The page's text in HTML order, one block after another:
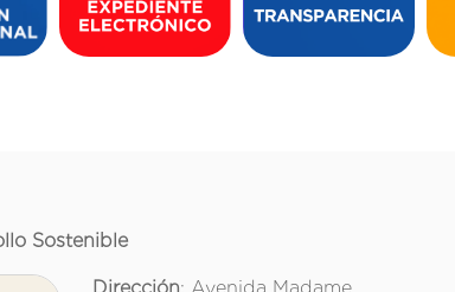
Sostenible